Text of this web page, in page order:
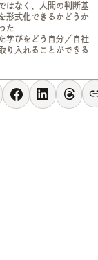
はなく、人間の判断基
形式化できるかどうか
た
学びをどう自分／自社
り入れることができる